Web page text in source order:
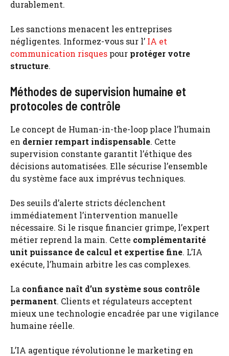
durablement.
Les sanctions menacent les entreprises
négligentes. Informez-vous sur l’ IA et
communication risques pour protéger votre
structure.
Méthodes de supervision humaine et
protocoles de contrôle
Le concept de Human-in-the-loop place l’humain
en dernier rempart indispensable. Cette
supervision constante garantit l’éthique des
décisions automatisées. Elle sécurise l’ensemble
du système face aux imprévus techniques.
Des seuils d’alerte stricts déclenchent
immédiatement l’intervention manuelle
nécessaire. Si le risque financier grimpe, l’expert
métier reprend la main. Cette complémentarité
unit puissance de calcul et expertise fine. L’IA
exécute, l’humain arbitre les cas complexes.
La confiance naît d’un système sous contrôle
permanent. Clients et régulateurs acceptent
mieux une technologie encadrée par une vigilance
humaine réelle.
L’IA agentique révolutionne le marketing en